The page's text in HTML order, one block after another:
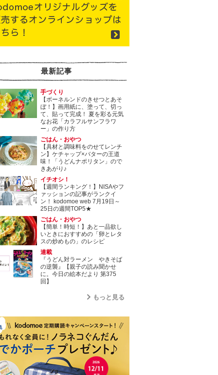
最新記事
手づくり
【ボーネルンドのきせつとあそ
ぼ！】画用紙に、塗って、切っ
て、貼って完成！ 夏を彩る元気
なお花「カラフルサンフラワ
ー」の作り方
ごはん・おやつ
【具材と調味料をのせてレンチ
ン】ケチャップ×バターの王道
味！「うどんナポリタン」ので
きあがり♪
イチオシ！
【週間ランキング！】NISAやフ
ァッションの記事がランクイ
ン！ kodomoe web 7月19日～
25日の週間TOP5★
ごはん・おやつ
【簡単！時短！】あと一品欲し
いときにおすすめの「卵とレタ
スの炒めもの」のレシピ
連載
『うどん対ラーメン やきそば
の逆襲』【親子の読み聞かせ
に。今日の絵本だより 第375
回】
もっと見る